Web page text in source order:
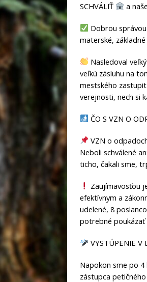
SCHVÁLIŤ
a
Dobrou
materské,
Nasledoval
veľkú zásluhu na
mestského
verejnosti, nech si
ČO S VZN O
VZN o
Neboli schválené
ticho, čakali sme,
Zaujímavosťou
efektívnym a
udelené, 8
potrebné poukázať
VYSTÚPENIE V
Napokon sme po 4
zástupca